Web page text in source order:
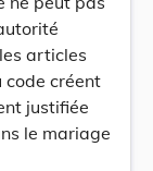
articles
créent
justifiée
le mariage